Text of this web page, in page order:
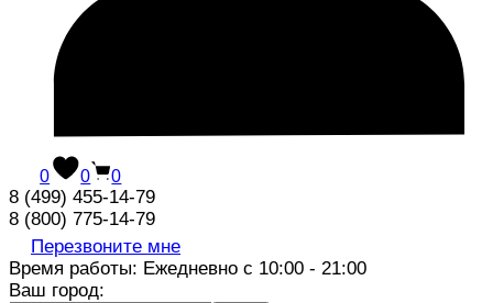
0 0 0
8 (499) 455-14-79
8 (800) 775-14-79
Перезвоните мне
Время работы: Ежедневно с 10:00 - 21:00
Ваш город: